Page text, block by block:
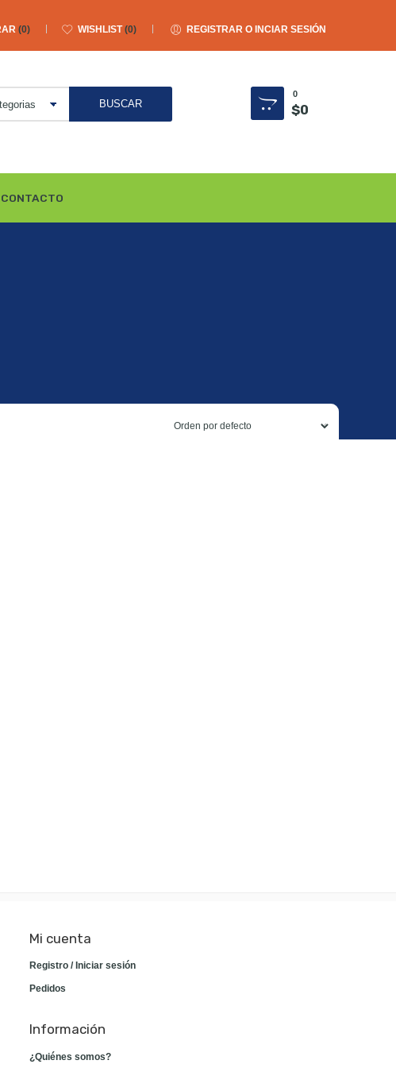
0 WISHLIST 0 REGISTRAR O INCIAR SESIÓN
0
$0
CONTACTO
Mi cuenta
Registro / Iniciar sesión
Pedidos
Información
¿Quiénes somos?